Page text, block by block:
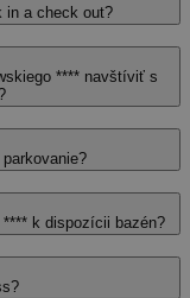
in a check out?
**** navštíviť s
k dispozícii bazén?